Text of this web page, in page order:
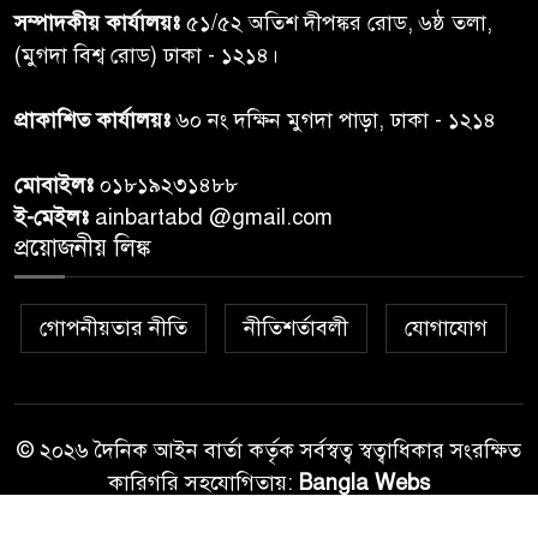
তদন্ত শেষ পর্যায়ে, দ্রুত চার্জশিট
৭
রাতের মধ্যে ঢাকাসহ ১০ অঞ্চলে
ঝড়বৃষ্টির পূর্বাভাস
৮
প্রধানমন্ত্রীর সঙ্গে দেখা করে স্বপ্নপূরণ
উপহার
৯
২০ আগস্ট রাষ্ট্রপতি নির্বাচন,
১০
সম্পাদকীয় কার্যালয়ঃ ৫১/৫২ অতিশ দীপঙ্কর রোড, ৬ষ্ঠ তলা,
(মুগদা বিশ্ব রোড) ঢাকা - ১২১৪।
প্রাকাশিত কার্যালয়ঃ৬০ নং দক্ষিন মুগদা পাড়া, ঢাকা - ১২১৪
মোবাইলঃ ০১৮১৯২৩১৪৮৮
ই-মেইলঃ ainbartabd @gmail.com
প্রয়োজনীয় লিঙ্ক
গোপনীয়তার নীতি নীতিশর্তাবলী যোগাযোগ
© ২০২৬ দৈনিক আইন বার্তা কর্তৃক সর্বস্বত্ব স্বত্বাধিকার সংরক্ষিত
কারিগরি সহযোগিতায়: Bangla Webs